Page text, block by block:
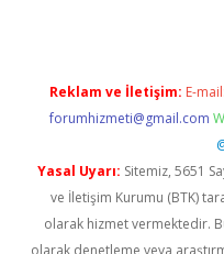
Reklam ve İletişim: E-mail:
forumhizmeti@gmail.com
Yasal Uyarı: Sitemiz, 5651
ve İletişim Kurumu (BTK)
olarak hizmet vermektedir.
olarak denetleme veya